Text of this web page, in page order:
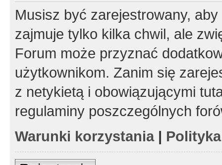
Musisz być zarejestrowany,
zajmuje tylko kilka chwil, ale
Forum może przyznać
użytkownikom. Zanim się
z netykietą i obowiązującymi
regulaminy poszczególnych
Warunki korzystania|